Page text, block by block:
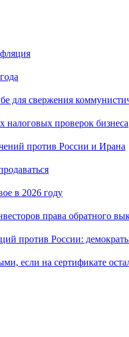
для свержения
проверок бизнеса
против России и Ирана
в 2026 году
права обратного
против России:
если на сертификате